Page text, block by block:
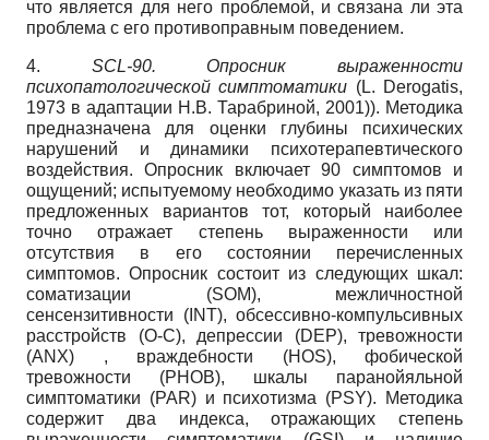
что является для него проблемой, и связана ли эта
проблема с его противоправным поведением.
4. SCL-90. Опросник выраженности
психопатологической симптоматики (L. Derogatis,
1973 в адаптации Н.В. Тарабриной, 2001)). Методика
предназначена для оценки глубины психических
нарушений и динамики психотерапевтического
воздействия. Опросник включает 90 симптомов и
ощущений; испытуемому необходимо указать из пяти
предложенных вариантов тот, который наиболее
точно отражает степень выраженности или
отсутствия в его состоянии перечисленных
симптомов. Опросник состоит из следующих шкал:
соматизации (SOM), межличностной
сенсензитивности (INT), обсессивно-компульсивных
расстройств (O-C), депрессии (DEP), тревожности
(ANX) , враждебности (HOS), фобической
тревожности (PHOB), шкалы паранойяльной
симптоматики (PAR) и психотизма (PSY). Методика
содержит два индекса, отражающих степень